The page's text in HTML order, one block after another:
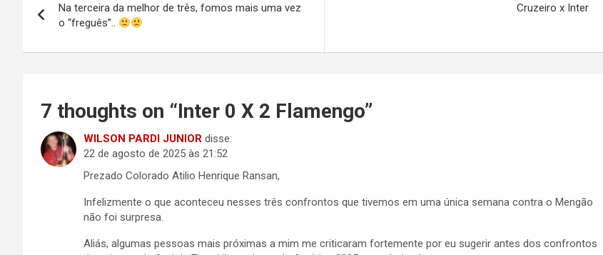
de
Post
Na terceira da melhor de três, fomos mais uma vez
o “freguês”..
Cruzeiro x Inter
7 thoughts on “Inter 0 X 2 Flamengo”
WILSON PARDI JUNIOR disse:
22 de agosto de 2025 às 21:52
Prezado Colorado Atilio Henrique Ransan,
Infelizmente o que aconteceu nesses três confrontos que tivemos em uma única semana contra o Mengão
não foi surpresa.
Aliás, algumas pessoas mais próximas a mim me criticaram fortemente por eu sugerir antes dos confrontos